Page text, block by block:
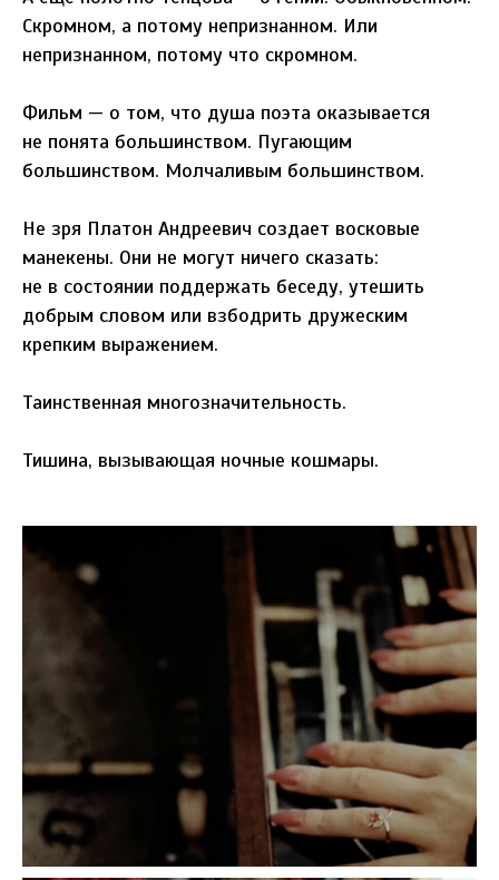
Скромном, а потому непризнанном. Или
непризнанном, потому что скромном.
Фильм — о том, что душа поэта оказывается
не понята большинством. Пугающим
большинством. Молчаливым большинством.
Не зря Платон Андреевич создает восковые
манекены. Они не могут ничего сказать:
не в состоянии поддержать беседу, утешить
добрым словом или взбодрить дружеским
крепким выражением.
Таинственная многозначительность.
Тишина, вызывающая ночные кошмары.